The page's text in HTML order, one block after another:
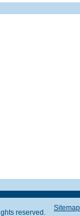
Sitemap
reserved.